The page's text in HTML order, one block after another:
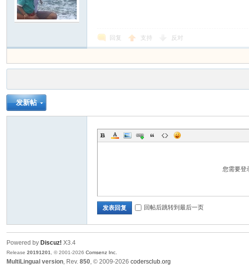
回复 支持 反对
发新帖
您需要登
发表回复 回帖后跳转到最后一页
Powered by Discuz! X3.4
Release20191201 , © 2001-2026Comsenz Inc.
MultiLingual version, Rev.850, © 2009-2026codersclub.org